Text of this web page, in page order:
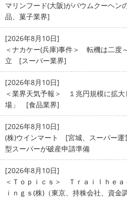
マリンフード(大阪)がバウムクーヘ
品、菓子業界]
[2026年8月10日]
＜ナカケー(兵庫)事件＞ 転機は二度
立 [スーパー業界]
[2026年8月10日]
＜業界天気予報＞ １兆円規模に拡大
場」 [食品業界]
[2026年8月10日]
(株)ウインマート [宮城、スーパー運
型スーパーが破産申請準備
[2026年8月10日]
＜Ｔｏｐｉｃｓ＞ Ｔｒａｉｌｈｅａ
ｉｎｇｓ(株)（東京、持株会社、資金